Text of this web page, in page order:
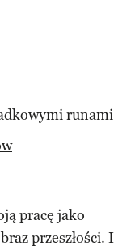
runami
pracę jako
przeszłości. I